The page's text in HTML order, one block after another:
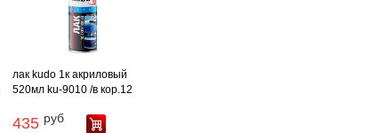
лак kudo 1к акриловый
520мл ku-9010 /в кор.12
435 руб